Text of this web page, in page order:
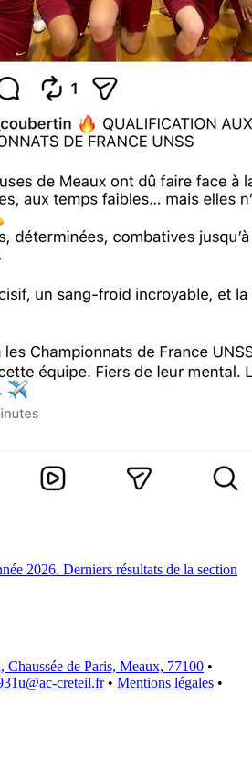
2026. Derniers résultats de la section
Chaussée de Paris, Meaux, 77100 •
creteil.fr • Mentions légales •